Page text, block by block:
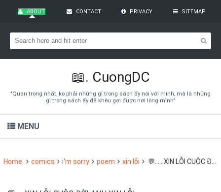
ABOUT CONTACT PRIVACY SITEMAP
📖. CuongDC
"Quan trọng nhất, ko phải những gì trong sách ấy nói với mình, mà là những
gì trong sách ấy đã khêu gợi được nơi lòng mình"
MENU
Home comics i'm sorry poem xin lỗi 💬...…XIN LỖI CUỘC ĐỜI ANH XIN LỖI…
Bạn đang cần tìm kiếm gì?
Theo dõi blog qua Email
Hãy đăng kí theo dõi blog để cập nhật những thủ thuật blogger,